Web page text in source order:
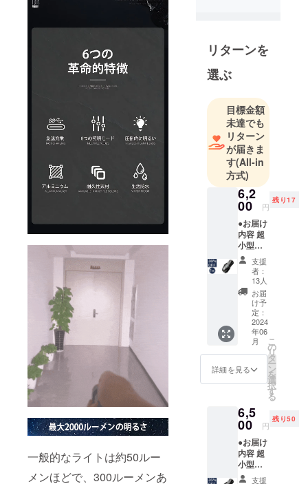
一般的なライトは約50ルー
メンほどで、300ルーメンあ
リターンを
選ぶ
目標金額
未達でも
リターン
が届きま
す(All-in
方式)
6,2
00 円
残り17
●お届け
内容 超
小型
LED懐
中電灯
BLF50
x 1個 充
電ケー
ブル x 1
個 乾電
池 x 1個
専用
ケース
x 1個 ●
数量限
定！定
38%OF
F 定価
10,000
円（税
込）→
6,200円
（税
支援
者：
13人
お届
け予
定：
2024
年06
月
詳細を見る
こ
の
リ
タ
ー
ン
を
選
択
す
る
6,5
00 円
残り50
●お届け
内容 超
小型
LED懐
支援